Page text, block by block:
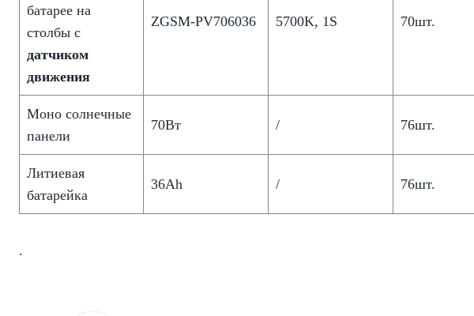
батарее на
столбы с
датчиком
движения
ZGSM-PV706036 5700K, 1S 70шт.
Моно солнечные
панели
70Вт / 76шт.
Литиевая
батарейка
36Ah / 76шт.
.